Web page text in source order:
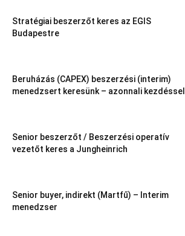
Stratégiai beszerzőt keres az EGIS
Budapestre
Beruházás (CAPEX) beszerzési (interim)
menedzsert keresünk – azonnali kezdéssel
Senior beszerzőt / Beszerzési operatív
vezetőt keres a Jungheinrich
Senior buyer, indirekt (Martfű) – Interim
menedzser